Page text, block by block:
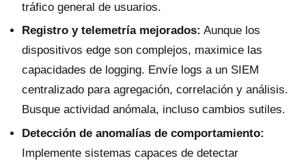
tráfico general de usuarios.
Registro y telemetría mejorados: Aunque los
dispositivos edge son complejos, maximice las
capacidades de logging. Envíe logs a un SIEM
centralizado para agregación, correlación y análisis.
Busque actividad anómala, incluso cambios sutiles.
Detección de anomalías de comportamiento:
Implemente sistemas capaces de detectar